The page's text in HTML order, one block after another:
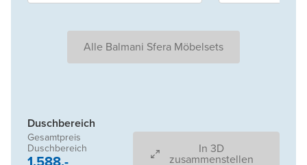
Alle Balmani Sfera Möbelsets
Duschbereich
Gesamtpreis
Duschbereich In 3D
zusammenstellen